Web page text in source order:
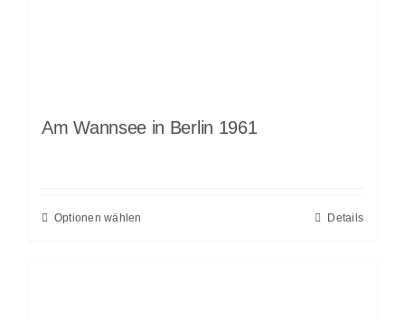
Am Wannsee in Berlin 1961
Optionen wählen Details